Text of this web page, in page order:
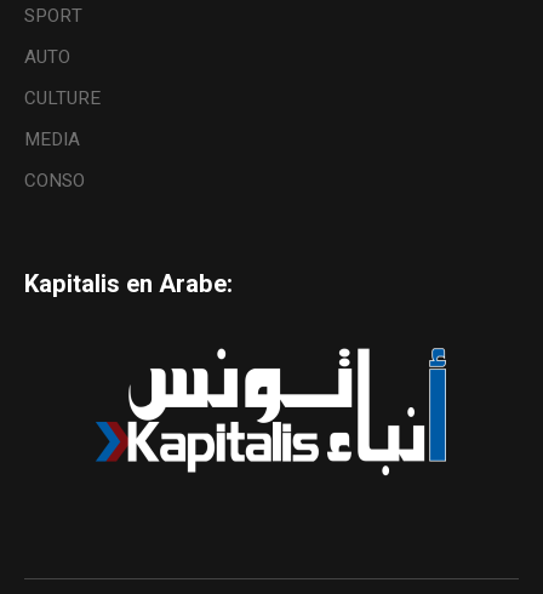
SPORT
AUTO
CULTURE
MEDIA
CONSO
Kapitalis en Arabe: